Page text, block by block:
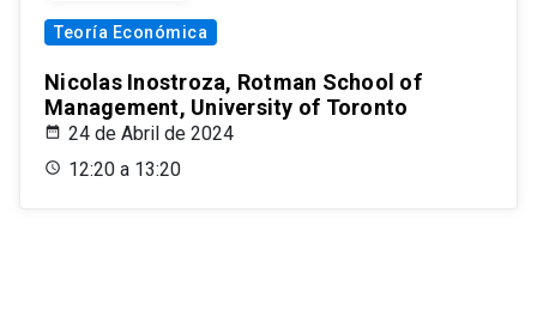
Teoría Económica
Nicolas Inostroza, Rotman School of
Management, University of Toronto
24 de Abril de 2024
12:20 a 13:20